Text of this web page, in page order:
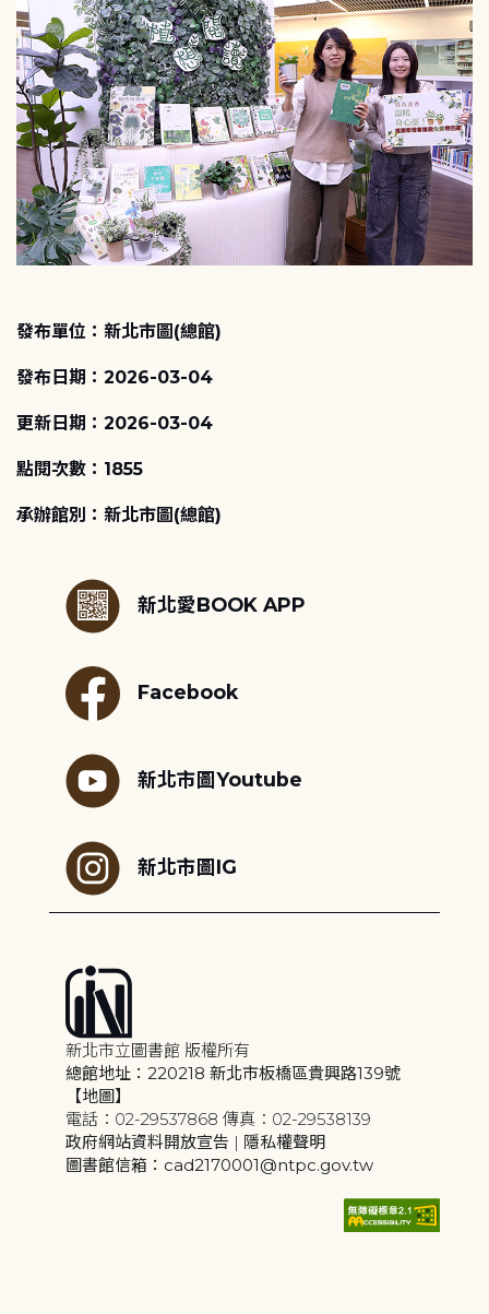
發布單位：新北市圖(總館)
發布日期：2026-03-04
更新日期：2026-03-04
點閱次數：1855
承辦館別：新北市圖(總館)
新北愛BOOK APP
Facebook
新北市圖Youtube
新北市圖IG
新北市立圖書館 版權所有
總館地址：220218 新北市板橋區貴興路139號
【地圖】
電話：02-29537868 傳真：02-29538139
政府網站資料開放宣告 | 隱私權聲明
圖書館信箱：cad2170001@ntpc.gov.tw